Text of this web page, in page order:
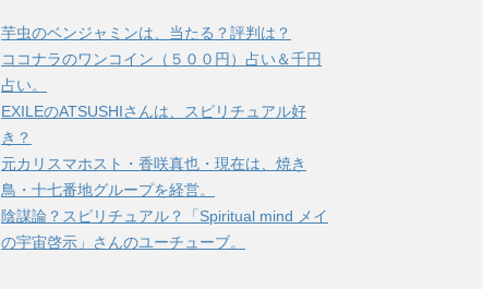
芋虫のベンジャミンは、当たる？評判は？
ココナラのワンコイン（５００円）占い＆千円
占い。
EXILEのATSUSHIさんは、スピリチュアル好
き？
元カリスマホスト・香咲真也・現在は、焼き
鳥・十七番地グループを経営。
陰謀論？スピリチュアル？「Spiritual mind メイ
の宇宙啓示」さんのユーチューブ。